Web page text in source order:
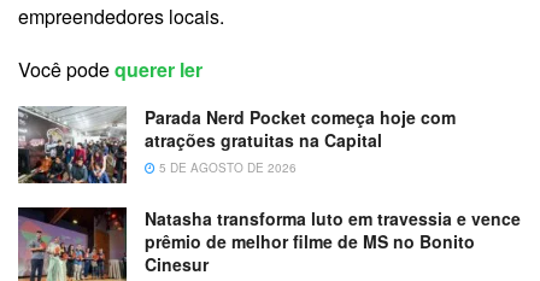
empreendedores locais.
Você podequerer ler
Parada Nerd Pocket começa hoje com
atrações gratuitas na Capital
5 DE AGOSTO DE 2026
Natasha transforma luto em travessia e vence
prêmio de melhor filme de MS no Bonito
Cinesur